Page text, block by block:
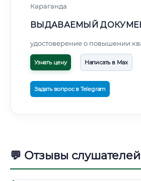
Караганда
ВЫДАВАЕМЫЙ
удостоверение о повышении
Узнать цену Написать в Max
Задать вопрос в Telegram
💬 Отзывы слушателей